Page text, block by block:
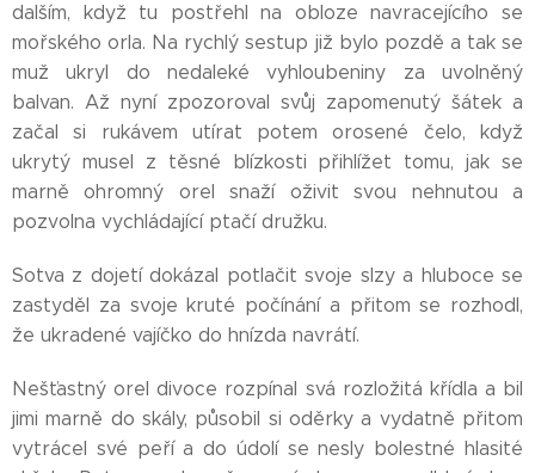
dalším, když tu postřehl na obloze navracejícího se
mořského orla. Na rychlý sestup již bylo pozdě a tak se
muž ukryl do nedaleké vyhloubeniny za uvolněný
balvan. Až nyní zpozoroval svůj zapomenutý šátek a
začal si rukávem utírat potem orosené čelo, když
ukrytý musel z těsné blízkosti přihlížet tomu, jak se
marně ohromný orel snaží oživit svou nehnutou a
pozvolna vychládající ptačí družku.
Sotva z dojetí dokázal potlačit svoje slzy a hluboce se
zastyděl za svoje kruté počínání a přitom se rozhodl,
že ukradené vajíčko do hnízda navrátí.
Nešťastný orel divoce rozpínal svá rozložitá křídla a bil
jimi marně do skály, působil si oděrky a vydatně přitom
vytrácel své peří a do údolí se nesly bolestné hlasité